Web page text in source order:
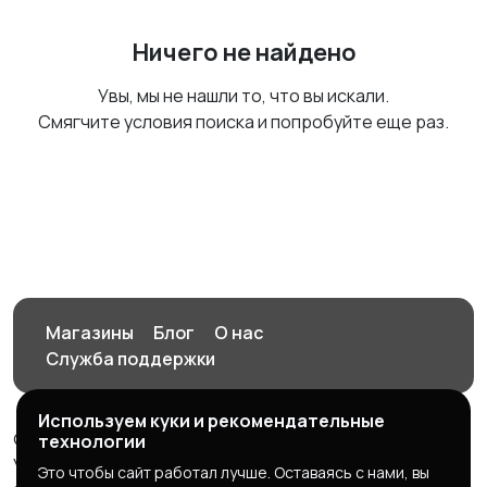
Ничего не найдено
Увы, мы не нашли то, что вы искали.
Смягчите условия поиска и попробуйте еще раз.
Магазины Блог
О нас
Служба поддержки
© 2026 Орен-АЙ - Авто | Недвижимость | Работа |
Услуги
Используем куки и рекомендательные
технологии
Это чтобы сайт работал лучше. Оставаясь с нами, вы